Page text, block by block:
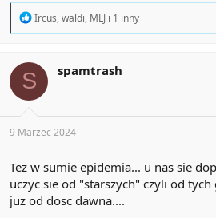
odporność na szczepionki.
• Wariant Delta (B.1.617.2):Wykryty
świecie w 2021 roku. Był znacznie
poprzednich wariantów i mógł
choroby.
Republice Południowej Afryki w
zaraźliwy od Delty, ale zazwyczaj
choroby.
• Wariant Kraken (XBB.1.5):
R
t
i
s
:
Ircus,waldi, MLJ i 1 inny
S spamtrash
9 Marzec 2024
Tez w sumie epidemia... u nas sie
uczyc sie od "starszych" czyli od
juz od dosc dawna....